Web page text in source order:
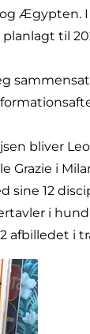
Ægypten.
planlagt til
bliver
Grazie i
sine 12
i
afbilledet i